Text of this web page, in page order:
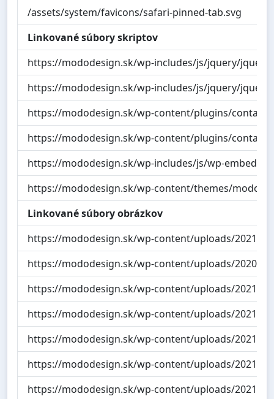
/assets/system/favicons/safari-pinned-tab.svg
Linkované súbory skriptov
https://mododesign.sk/wp-includes/js/jquery/
https://mododesign.sk/wp-includes/js/jquery/jquery-
https://mododesign.sk/wp-content/plugins/contact-
https://mododesign.sk/wp-content/plugins/contact-
https://mododesign.sk/wp-includes/js/wp-
https://mododesign.sk/wp-content/themes/modo/
Linkované súbory obrázkov
https://mododesign.sk/wp-content/uploads/2021/
https://mododesign.sk/wp-content/uploads/2020/
https://mododesign.sk/wp-content/uploads/2021/
https://mododesign.sk/wp-content/uploads/2021/
https://mododesign.sk/wp-content/uploads/2021/
https://mododesign.sk/wp-content/uploads/2021/
https://mododesign.sk/wp-content/uploads/2021/